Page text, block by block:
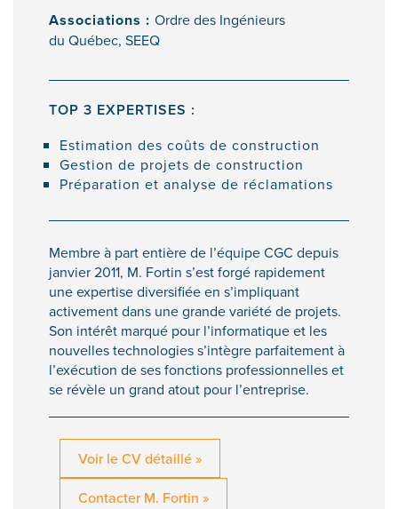
Associations : Ordre des Ingénieurs
du Québec, SEEQ
TOP 3 EXPERTISES :
Estimation des coûts de construction
Gestion de projets de construction
Préparation et analyse de réclamations
Membre à part entière de l’équipe CGC depuis
janvier 2011, M. Fortin s’est forgé rapidement
une expertise diversifiée en s’impliquant
activement dans une grande variété de projets.
Son intérêt marqué pour l’informatique et les
nouvelles technologies s’intègre parfaitement à
l’exécution de ses fonctions professionnelles et
se révèle un grand atout pour l’entreprise.
Voir le CV détaillé »
Contacter M. Fortin »